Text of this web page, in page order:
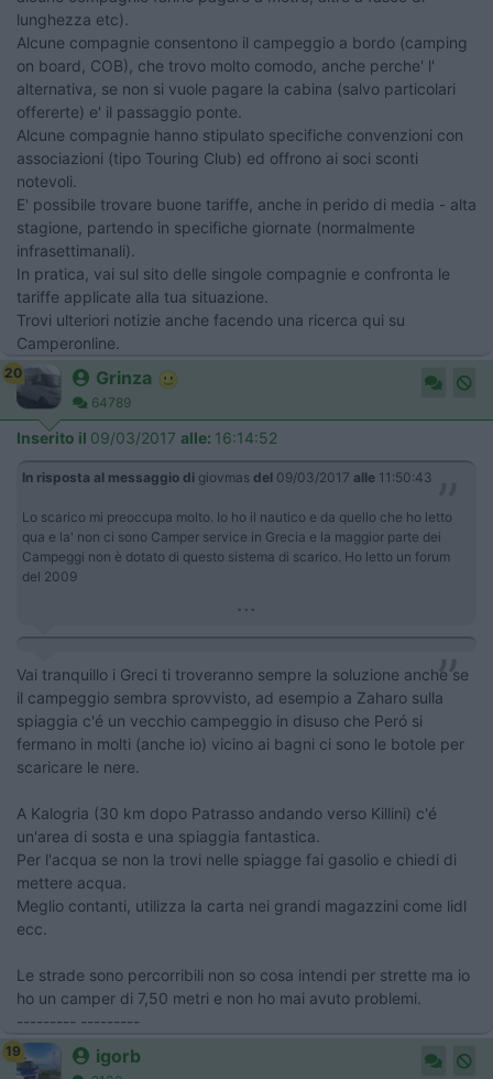
lunghezza etc).
Alcune compagnie consentono il campeggio a bordo (camping
on board, COB), che trovo molto comodo, anche perche' l'
alternativa, se non si vuole pagare la cabina (salvo particolari
offererte) e' il passaggio ponte.
Alcune compagnie hanno stipulato specifiche convenzioni con
associazioni (tipo Touring Club) ed offrono ai soci sconti
notevoli.
E' possibile trovare buone tariffe, anche in perido di media - alta
stagione, partendo in specifiche giornate (normalmente
infrasettimanali).
In pratica, vai sul sito delle singole compagnie e confronta le
tariffe applicate alla tua situazione.
Trovi ulteriori notizie anche facendo una ricerca qui su
Camperonline.
20 Grinza
64789
Inserito il 09/03/2017 alle: 16:14:52
In risposta al messaggio di giovmas del 09/03/2017 alle 11:50:43
Lo scarico mi preoccupa molto. Io ho il nautico e da quello che ho letto
qua e la' non ci sono Camper service in Grecia e la maggior parte dei
Campeggi non è dotato di questo sistema di scarico. Ho letto un forum
del 2009
...
Vai tranquillo i Greci ti troveranno sempre la soluzione anche se
il campeggio sembra sprovvisto, ad esempio a Zaharo sulla
spiaggia c'é un vecchio campeggio in disuso che Peró si
fermano in molti (anche io) vicino ai bagni ci sono le botole per
scaricare le nere.
A Kalogria (30 km dopo Patrasso andando verso Killini) c'é
un'area di sosta e una spiaggia fantastica.
Per l'acqua se non la trovi nelle spiagge fai gasolio e chiedi di
mettere acqua.
Meglio contanti, utilizza la carta nei grandi magazzini come lidl
ecc.
Le strade sono percorribili non so cosa intendi per strette ma io
ho un camper di 7,50 metri e non ho mai avuto problemi.
--------- ---------
19 igorb